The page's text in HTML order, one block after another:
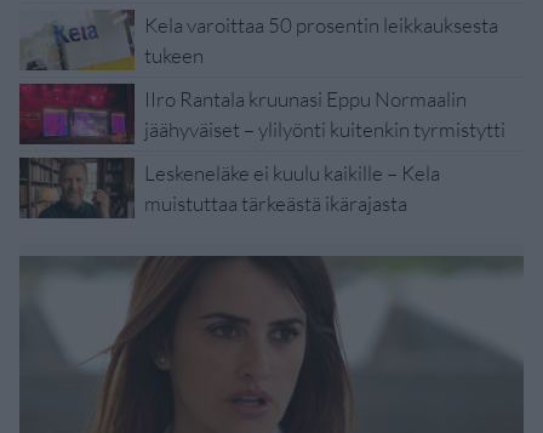
Kela varoittaa 50 prosentin leikkauksesta
tukeen
IIro Rantala kruunasi Eppu Normaalin
jäähyväiset – ylilyönti kuitenkin tyrmistytti
Leskeneläke ei kuulu kaikille – Kela
muistuttaa tärkeästä ikärajasta